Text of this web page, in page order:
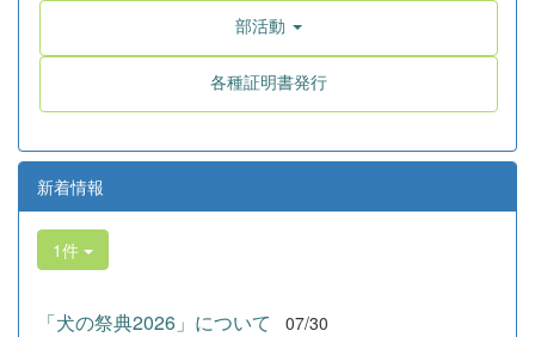
部活動
各種証明書発行
新着情報
1件
「犬の祭典2026」について 07/30